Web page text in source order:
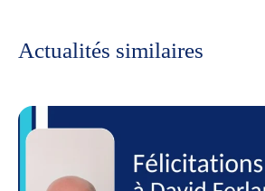
Actualités similaires